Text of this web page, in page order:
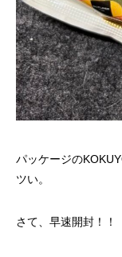
パッケージの
ツい。
さて、早速開封！！